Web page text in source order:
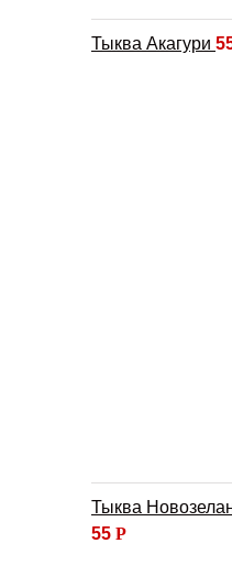
Тыква Акагури
Тыква
55 Р